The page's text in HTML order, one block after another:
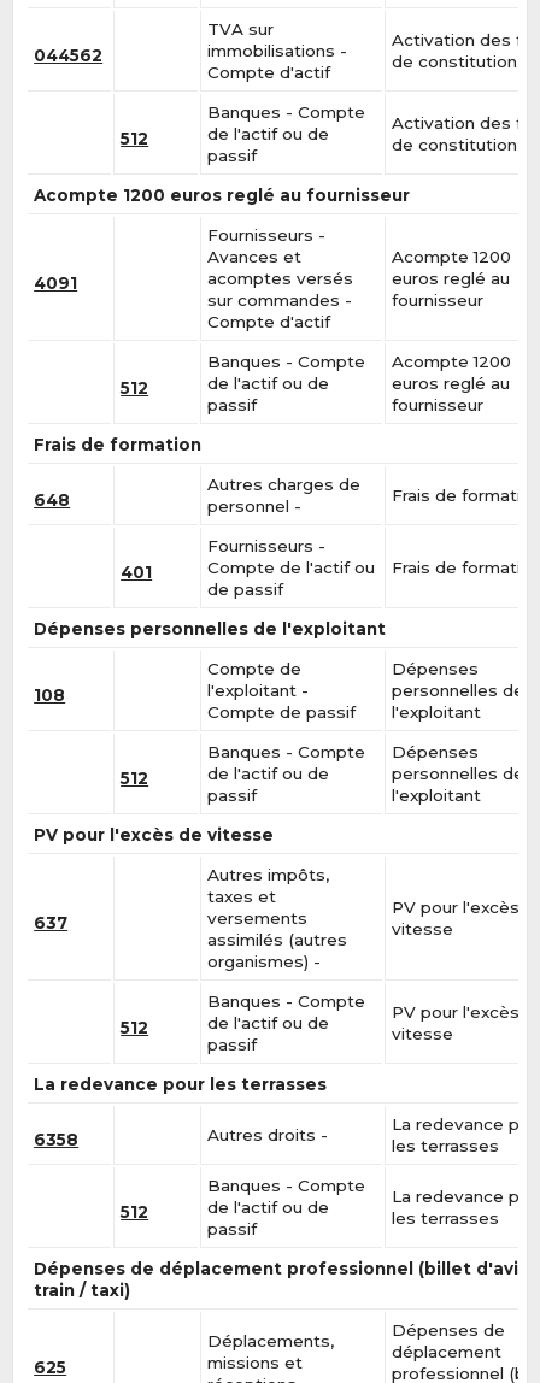
044562
TVA sur
immobilisations -
Compte d'actif
Activation des
de constitution
512
Banques - Compte
de l'actif ou de
passif
Activation des
de constitution
Acompte 1200 euros reglé au fournisseur
4091
Fournisseurs -
Avances et
acomptes versés
sur commandes -
Compte d'actif
Acompte 1200
euros reglé au
fournisseur
512
Banques - Compte
de l'actif ou de
passif
Acompte 1200
euros reglé au
fournisseur
Frais de formation
648
Autres charges de
personnel -
Frais de
401
Fournisseurs -
Compte de l'actif ou
de passif
Frais de
Dépenses personnelles de l'exploitant
108
Compte de
l'exploitant -
Compte de passif
Dépenses
personnelles de
l'exploitant
512
Banques - Compte
de l'actif ou de
passif
Dépenses
personnelles de
l'exploitant
PV pour l'excès de vitesse
637
Autres impôts,
taxes et
versements
assimilés (autres
organismes) -
PV pour l'excès
vitesse
512
Banques - Compte
de l'actif ou de
passif
PV pour l'excès
vitesse
La redevance pour les terrasses
6358 Autres droits -
La redevance
les terrasses
512
Banques - Compte
de l'actif ou de
passif
La redevance
les terrasses
Dépenses de déplacement professionnel (billet
train / taxi)
625
Déplacements,
missions et
Dépenses de
déplacement
professionnel